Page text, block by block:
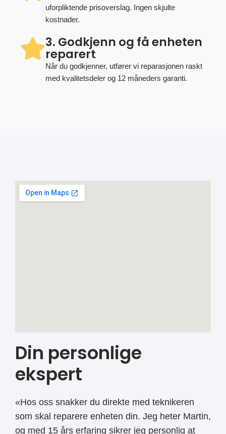
uforpliktende prisoverslag. Ingen skjulte
kostnader.
3. Godkjenn og få enheten
reparert
Når du godkjenner, utfører vi reparasjonen raskt
med kvalitetsdeler og 12 måneders garanti.
Din personlige
ekspert
«Hos oss snakker du direkte med teknikeren
som skal reparere enheten din. Jeg heter Martin,
og med 15 års erfaring sikrer jeg personlig at